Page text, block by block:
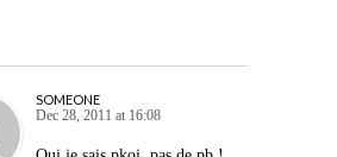
SOMEONE
Dec 28, 2011 at 16:08